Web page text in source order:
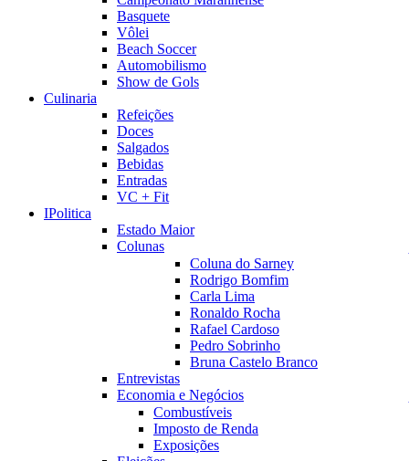
Basquete
Vôlei
Beach Soccer
Automobilismo
Show de Gols
Culinaria
Refeições
Doces
Salgados
Bebidas
Entradas
VC + Fit
IPolitica
Estado Maior
Colunas
Coluna do Sarney
Rodrigo Bomfim
Carla Lima
Ronaldo Rocha
Rafael Cardoso
Pedro Sobrinho
Bruna Castelo Branco
Entrevistas
Economia e Negócios
Combustíveis
Imposto de Renda
Exposições